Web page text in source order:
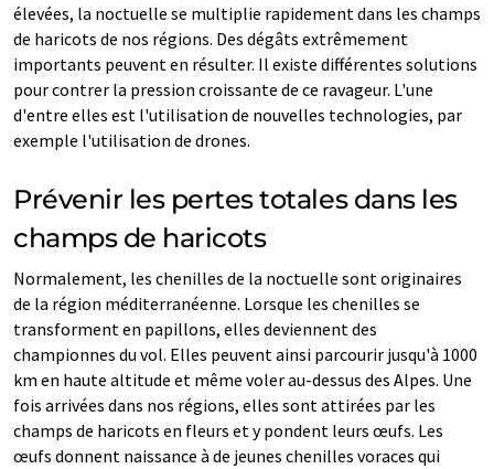
élevées, la noctuelle se multiplie rapidement dans les champs
de haricots de nos régions. Des dégâts extrêmement
importants peuvent en résulter. Il existe différentes solutions
pour contrer la pression croissante de ce ravageur. L'une
d'entre elles est l'utilisation de nouvelles technologies, par
exemple l'utilisation de drones.
Prévenir les pertes totales dans les
champs de haricots
Normalement, les chenilles de la noctuelle sont originaires
de la région méditerranéenne. Lorsque les chenilles se
transforment en papillons, elles deviennent des
championnes du vol. Elles peuvent ainsi parcourir jusqu'à 1000
km en haute altitude et même voler au-dessus des Alpes. Une
fois arrivées dans nos régions, elles sont attirées par les
champs de haricots en fleurs et y pondent leurs œufs. Les
œufs donnent naissance à de jeunes chenilles voraces qui